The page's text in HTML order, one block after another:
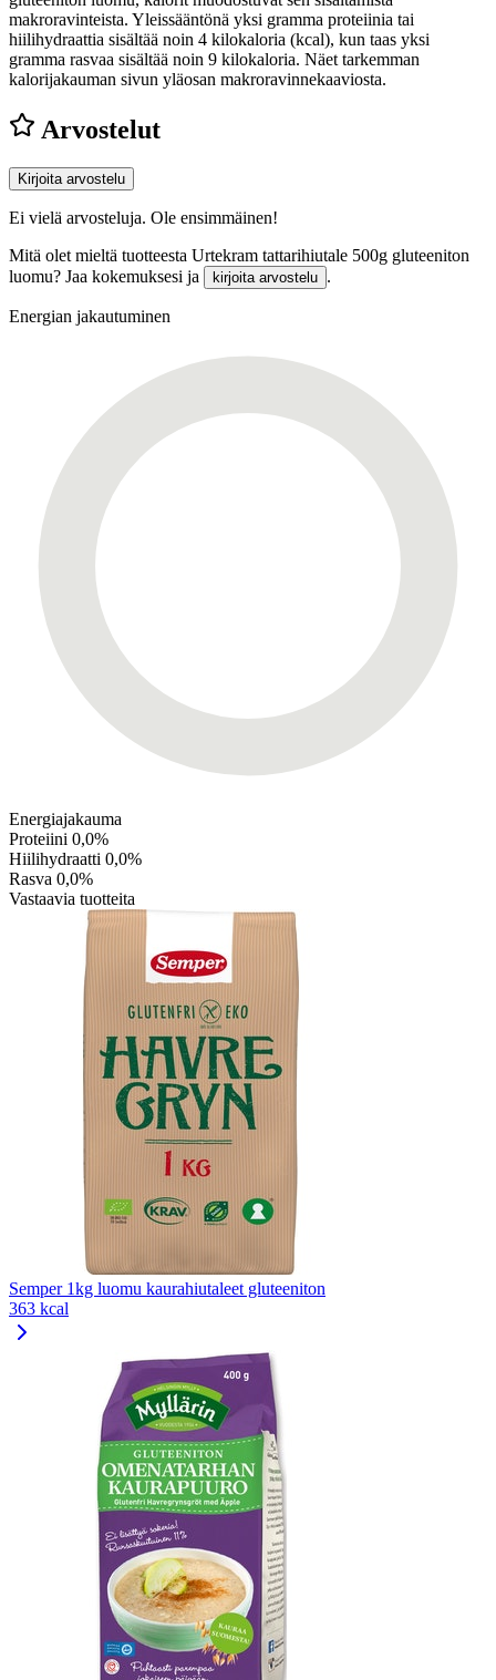
makroravinteista. Yleissääntönä yksi gramma proteiinia tai
hiilihydraattia sisältää noin 4 kilokaloria (kcal), kun taas yksi
gramma rasvaa sisältää noin 9 kilokaloria. Näet tarkemman
kalorijakauman sivun yläosan makroravinnekaaviosta.
Arvostelut
Kirjoita arvostelu
Ei vielä arvosteluja. Ole ensimmäinen!
Mitä olet mieltä tuotteesta Urtekram tattarihiutale 500g gluteeniton
luomu? Jaa kokemuksesi ja
kirjoita arvostelu .
Energian jakautuminen
Energiajakauma
Proteiini 0,0%
Hiilihydraatti 0,0%
Rasva 0,0%
Vastaavia tuotteita
Semper 1kg luomu kaurahiutaleet gluteeniton
363 kcal